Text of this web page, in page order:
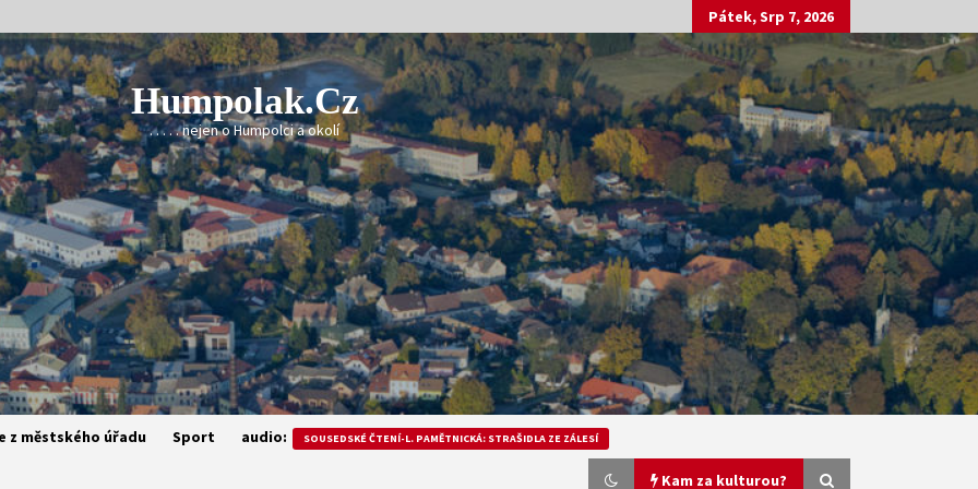
Pátek, Srp 7, 2026
Humpolak.cz
. . . . . nejen o Humpolci a okolí
z městského úřadu Sport audio: SOUSEDSKÉ ČTENÍ-L. PAMĚTNICKÁ: STRAŠIDLA ZE ZÁLESÍ
Kam za kulturou?